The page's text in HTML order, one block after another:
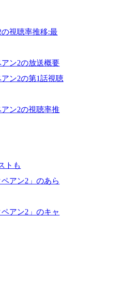
視聴率推移:最
ン2の放送概要
ン2の第1話視聴
ン2の視聴率推
トも
ペアン2」のあら
ペアン2」のキャ